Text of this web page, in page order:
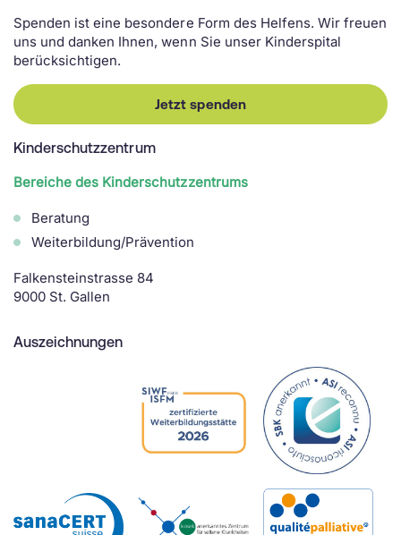
Spenden ist eine besondere Form des Helfens. Wir freuen
uns und danken Ihnen, wenn Sie unser Kinderspital
berücksichtigen.
Jetzt spenden
Kinderschutzzentrum
Bereiche des Kinderschutzzentrums
Beratung
Weiterbildung/Prävention
Falkensteinstrasse 84
9000 St. Gallen
Auszeichnungen